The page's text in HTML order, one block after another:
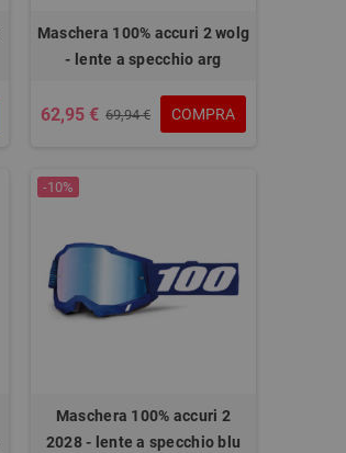
Maschera 100% accuri 2 wolg
- lente a specchio arg
62,95 € 69,94 € COMPRA
-10%
Maschera 100% accuri 2
2028 - lente a specchio blu